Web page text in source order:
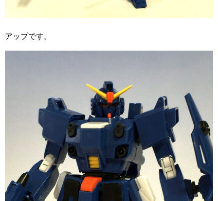
アップです。